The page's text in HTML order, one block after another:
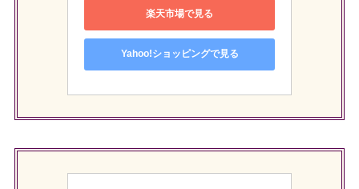
楽天市場で見る
Yahoo!ショッピングで見る